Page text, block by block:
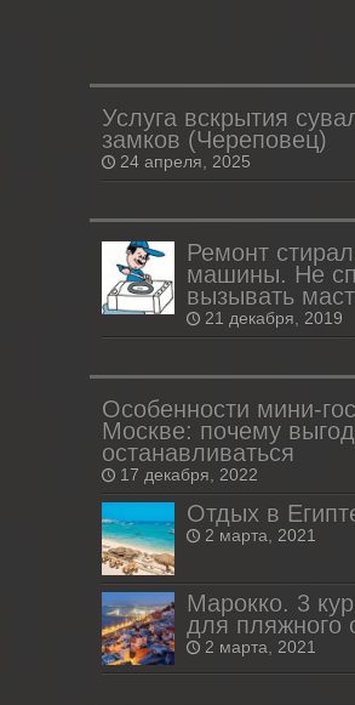
Услуга вскрытия
замков (Череповец)
24 апреля, 2025
Ремонт
машины. Не
вызывать
21 декабря, 2019
Особенности мини-
Москве: почему
останавливаться
17 декабря, 2022
Отдых в
2 марта, 2021
Марокко. 3
для пляжного
2 марта, 2021